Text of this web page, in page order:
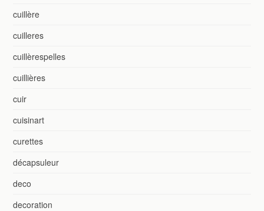
cuillère
cuilleres
cuillèrespelles
cuillières
cuir
cuisinart
curettes
décapsuleur
deco
decoration